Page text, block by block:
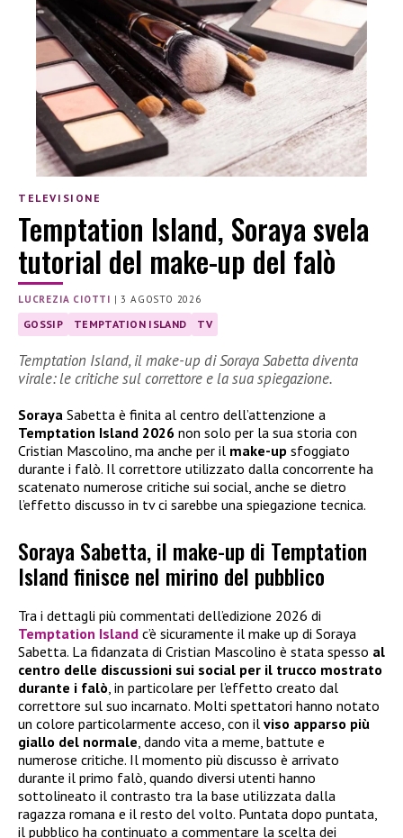
TELEVISIONE
Temptation Island, Soraya svela
tutorial del make-up del falò
LUCREZIA CIOTTI |3 AGOSTO 2026
GOSSIP TEMPTATION ISLAND TV
Temptation Island, il make-up di Soraya Sabetta diventa
virale: le critiche sul correttore e la sua spiegazione.
Soraya Sabetta è finita al centro dell’attenzione a
Temptation Island 2026 non solo per la sua storia con
Cristian Mascolino, ma anche per il make-up sfoggiato
durante i falò. Il correttore utilizzato dalla concorrente ha
scatenato numerose critiche sui social, anche se dietro
l’effetto discusso in tv ci sarebbe una spiegazione tecnica.
Soraya Sabetta, il make-up di Temptation
Island finisce nel mirino del pubblico
Tra i dettagli più commentati dell’edizione 2026 di
Temptation Island c’è sicuramente il make up di Soraya
Sabetta. La fidanzata di Cristian Mascolino è stata spesso al
centro delle discussioni sui social per il trucco mostrato
durante i falò , in particolare per l’effetto creato dal
correttore sul suo incarnato. Molti spettatori hanno notato
un colore particolarmente acceso, con il viso apparso più
giallo del normale , dando vita a meme, battute e
numerose critiche. Il momento più discusso è arrivato
durante il primo falò, quando diversi utenti hanno
sottolineato il contrasto tra la base utilizzata dalla
ragazza romana e il resto del volto. Puntata dopo puntata,
il pubblico ha continuato a commentare la scelta dei